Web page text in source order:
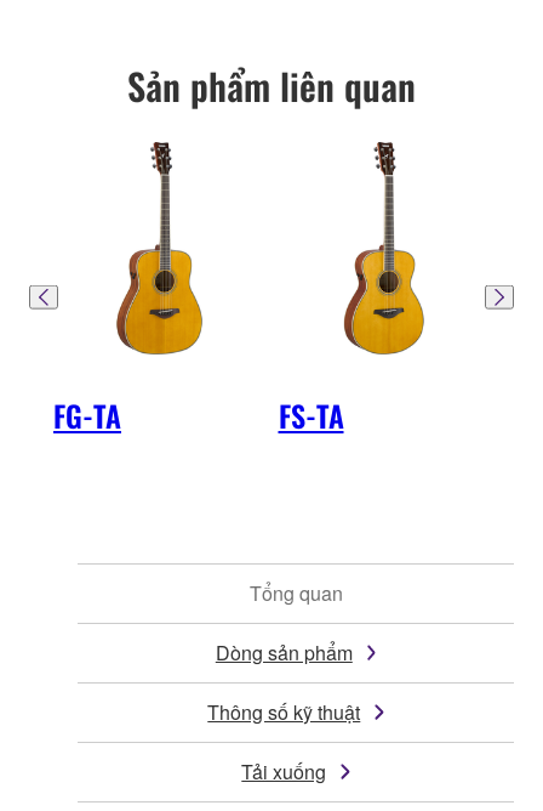
Sản phẩm liên quan
FG-TA FS-TA
Tổng quan
Dòng sản phẩm
Thông số kỹ thuật
Tải xuống